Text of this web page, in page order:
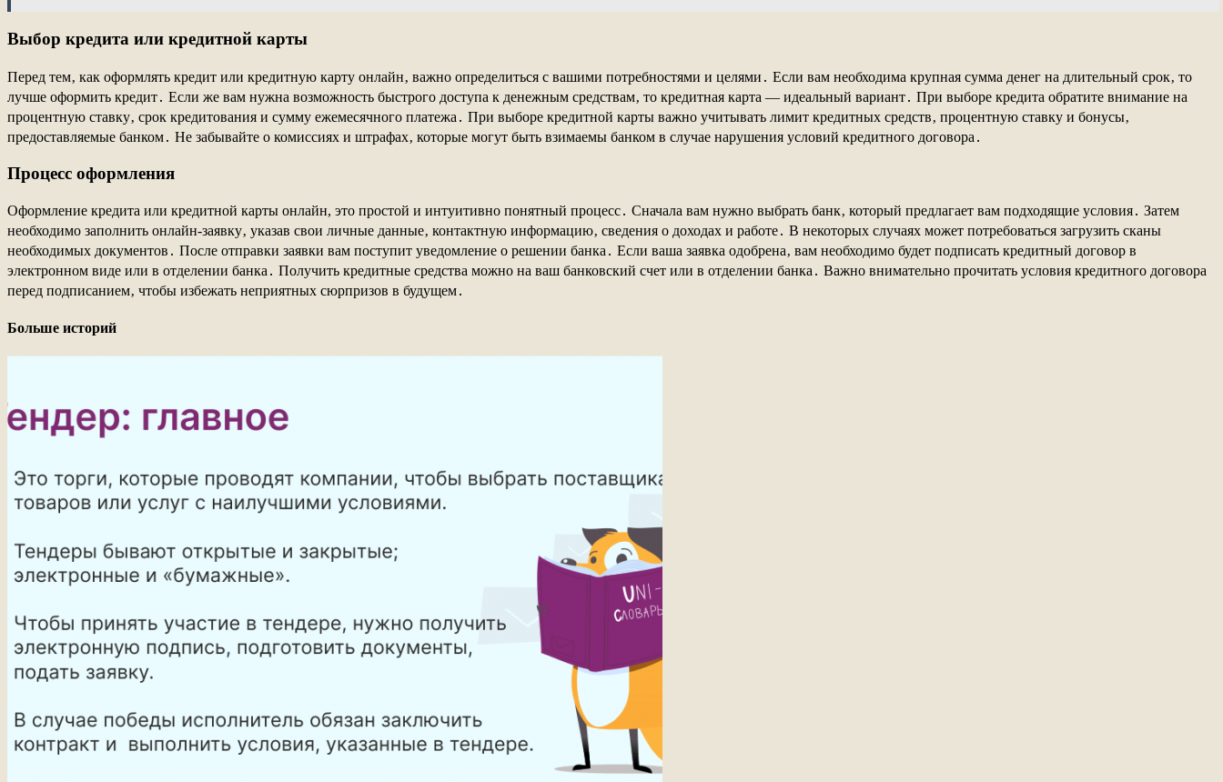
Выбор кредита или кредитной карты
Перед тем‚ как оформлять кредит или кредитную карту онлайн‚ важно определиться с вашими потребностями и целями․ Если вам необходима крупная сумма денег на длительный срок‚ то
лучше оформить кредит․ Если же вам нужна возможность быстрого доступа к денежным средствам‚ то кредитная карта — идеальный вариант․ При выборе кредита обратите внимание на
процентную ставку‚ срок кредитования и сумму ежемесячного платежа․ При выборе кредитной карты важно учитывать лимит кредитных средств‚ процентную ставку и бонусы‚
предоставляемые банком․ Не забывайте о комиссиях и штрафах‚ которые могут быть взимаемы банком в случае нарушения условий кредитного договора․
Процесс оформления
Оформление кредита или кредитной карты онлайн, это простой и интуитивно понятный процесс․ Сначала вам нужно выбрать банк‚ который предлагает вам подходящие условия․ Затем
необходимо заполнить онлайн-заявку‚ указав свои личные данные‚ контактную информацию‚ сведения о доходах и работе․ В некоторых случаях может потребоваться загрузить сканы
необходимых документов․ После отправки заявки вам поступит уведомление о решении банка․ Если ваша заявка одобрена‚ вам необходимо будет подписать кредитный договор в
электронном виде или в отделении банка․ Получить кредитные средства можно на ваш банковский счет или в отделении банка․ Важно внимательно прочитать условия кредитного договора
перед подписанием‚ чтобы избежать неприятных сюрпризов в будущем․
Больше историй